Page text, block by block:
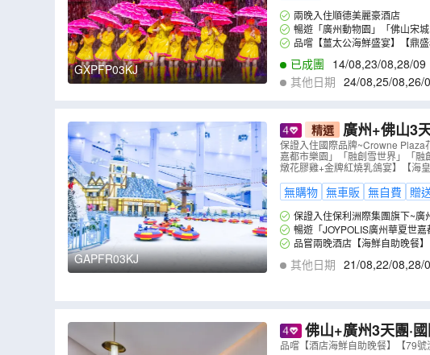
GXPFP03KJ
兩晚入住順德美麗豪酒店
暢遊「廣州動物園」「佛山宋城
品嚐【薑太公海鮮盛宴】【鼎
古法八寶釀鯪魚+風生水起撈雞】
已成團 14/08,23/08,28/09
其他日期 24/08,25/08,26/
GAPFR03KJ
精選 廣州+佛山3
假日酒店+「融創雪世
保證入住國際品牌~Crowne Plaza
嘉都市樂園」「融創雪世界」「融
燉花膠雞+金牌紅燒乳鴿宴】【海
無購物 無車販 無自費 贈
保證入住保利洲際集團旗下~
暢遊「JOYPOLIS廣州華夏世
品嘗兩晚酒店【海鮮自助晚餐
(位上)鮑汁花菇扣鵝掌宴】
其他日期 21/08,22/08,28/
佛山+廣州3天團·
爾頓酒店+(每天首團
品嚐【酒店海鮮自助晚餐】【79